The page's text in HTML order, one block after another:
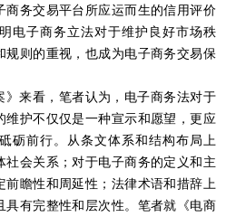
商务交易平台所应运而生的信用评价
电子商务立法对于维护良好市场秩
规则的重视，也成为电子商务交易保
》来看，笔者认为，电子商务法对于
维护不仅仅是一种宣示和愿望，更应
砺前行。从条文体系和结构布局上
会关系；对于电子商务的定义和主
前瞻性和周延性；法律术语和措辞上
具有完整性和层次性。笔者就《电商